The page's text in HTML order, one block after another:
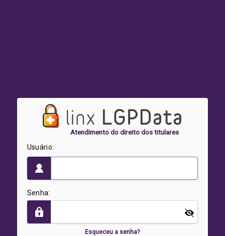
Atendimento do direito dos titulares
Usuário:
Senha:
Esqueceu a senha?